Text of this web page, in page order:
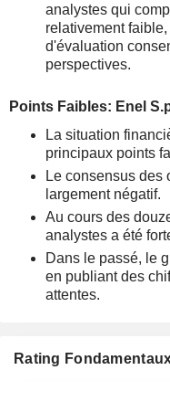
analystes qui
relativement
d'évaluation
perspectives.
Points Faibles: Enel
La situation
principaux points
Le consensus des
largement négatif.
Au cours des
analystes a été
Dans le passé, le
en publiant des
attentes.
Rating